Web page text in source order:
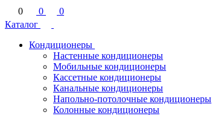
0 0
0
Каталог
Кондиционеры
Настенные кондиционеры
Мобильные кондиционеры
Кассетные кондиционеры
Канальные кондиционеры
Напольно-потолочные кондиционеры
Колонные кондиционеры